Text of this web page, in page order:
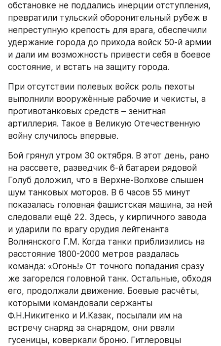
обстановке не поддались инерции отступления,
превратили тульский оборонительный рубеж в
непреступную крепость для врага, обеспечили
удержание города до прихода войск 50-й армии
и дали им возможность привести себя в боевое
состояние, и встать на защиту города.
При отсутствии полевых войск роль пехоты
выполнили вооружённые рабочие и чекисты, а
противотанковых средств – зенитная
артиллерия. Такое в Великую Отечественную
войну случилось впервые.
Бой грянул утром 30 октября. В этот день, рано
на рассвете, разведчик 6-й батареи рядовой
Голуб доложил, что в Верхне-Волхове слышен
шум танковых моторов. В 6 часов 55 минут
показалась головная фашистская машина, за ней
следовали ещё 22. Здесь, у кирпичного завода
и ударили по врагу орудия лейтенанта
Волнянского Г.М. Когда танки приблизились на
расстояние 1800-2000 метров раздалась
команда: «Огонь!» От точного попадания сразу
же загорелся головной танк. Остальные, обходя
его, продолжали движение. Боевые расчёты,
которыми командовали сержанты
Ф.Н.Никитенко и И.Казак, посылали им на
встречу снаряд за снарядом, они рвали
гусеницы, коверкали броню. Гитлеровцы